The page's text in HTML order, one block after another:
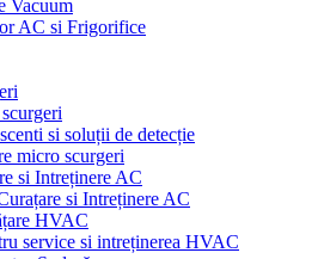
Vacuum
AC si Frigorifice
si soluții de detecție
micro scurgeri
si Intreținere AC
si Intreținere AC
HVAC
service si intreținerea HVAC